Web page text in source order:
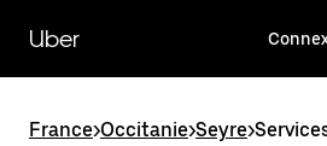
contenu
principal
Uber
France>Occitanie>Seyre>